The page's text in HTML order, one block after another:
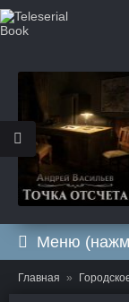
Меню
Главная